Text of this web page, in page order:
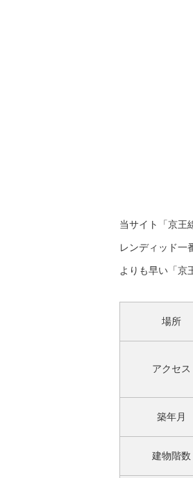
当サイト「京王
レンディッド一
よりも早い「京
場所
アクセス
築年月
建物階数